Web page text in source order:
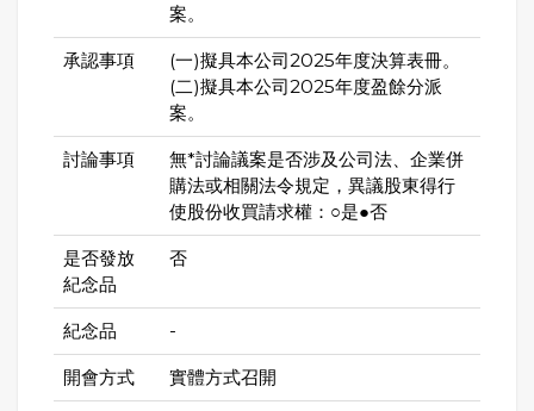
案。
承認事項
(一)擬具本公司2025年度決算表冊。
(二)擬具本公司2025年度盈餘分派
案。
討論事項
無*討論議案是否涉及公司法、企業併
購法或相關法令規定，異議股東得行
使股份收買請求權：○是●否
是否發放
紀念品
否
紀念品 -
開會方式 實體方式召開